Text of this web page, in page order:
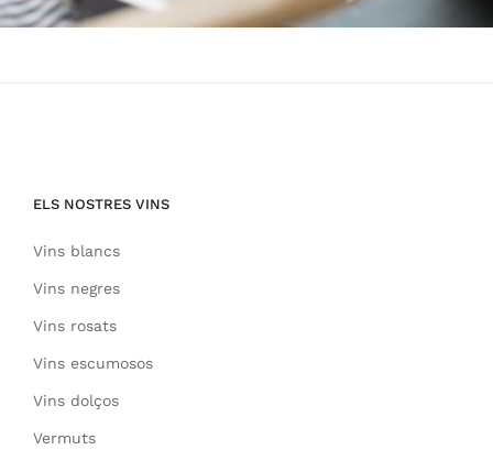
ELS NOSTRES VINS
Vins blancs
Vins negres
Vins rosats
Vins escumosos
Vins dolços
Vermuts